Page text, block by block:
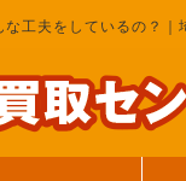
工夫をしているの？｜